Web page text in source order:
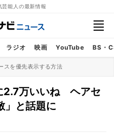
芸能人の最新情報
ラジオ 映画 YouTube BS・
スを優先表示する方法
2.7万いいね ヘアセ
」と話題に